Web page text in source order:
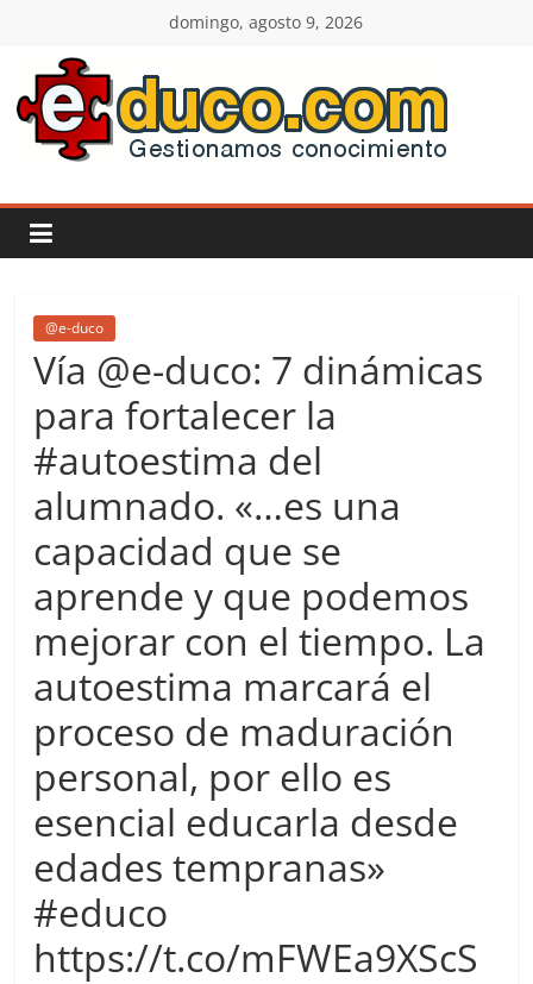
contenido
domingo, agosto 9, 2026
E-
duco:
Gestión
del
Conocimiento
Learn
more.
Do
more.
more.
@e-duco
Vía @e-duco: 7 dinámicas
para fortalecer la
#autoestima del
alumnado. «…es una
capacidad que se
aprende y que podemos
mejorar con el tiempo. La
autoestima marcará el
proceso de maduración
personal, por ello es
esencial educarla desde
edades tempranas»
#educo
https://t.co/mFWEa9XScS